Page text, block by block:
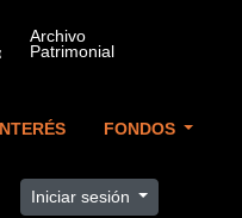
FONDOS
Iniciar sesión